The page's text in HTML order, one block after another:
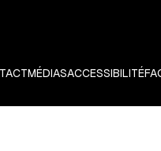
MÉDIASACCESSIBILITÉ